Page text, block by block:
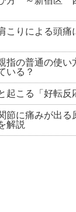
目１−１５ Y・
駅 徒歩3分
分
：00/16：30～
の整体なら「BLBはり灸整